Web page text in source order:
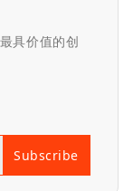
具价值的创
Subscribe